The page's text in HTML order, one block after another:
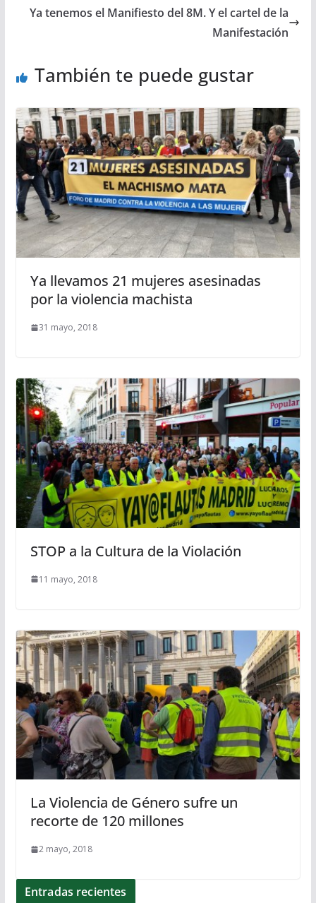
Ya tenemos el Manifiesto del 8M. Y el cartel de la
Manifestación
También te puede gustar
Ya llevamos 21 mujeres asesinadas
por la violencia machista
31 mayo, 2018
STOP a la Cultura de la Violación
11 mayo, 2018
La Violencia de Género sufre un
recorte de 120 millones
2 mayo, 2018
Entradas recientes